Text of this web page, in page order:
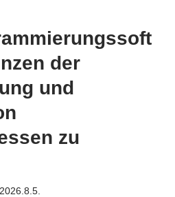
der
und
zu
2026.8.5.